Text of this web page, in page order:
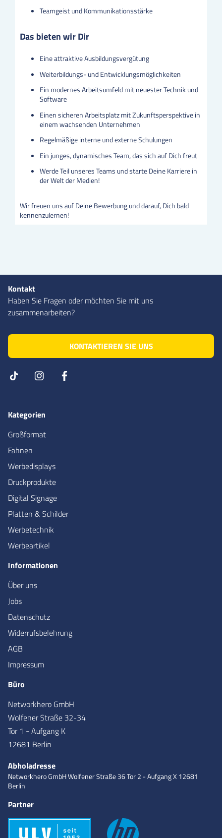
Teamgeist und Kommunikationsstärke
Das bieten wir Dir
Eine attraktive Ausbildungsvergütung
Weiterbildungs- und Entwicklungsmöglichkeiten
Ein modernes Arbeitsumfeld mit neuester Technik und
Software
Einen sicheren Arbeitsplatz mit Zukunftsperspektive in
einem wachsenden Unternehmen
Regelmäßige interne und externe Schulungen
Ein junges, dynamisches Team, das sich auf Dich freut
Werde Teil unseres Teams und starte Deine Karriere in
der Welt der Medien!
Wir freuen uns auf Deine Bewerbung und darauf, Dich bald
kennenzulernen!
Kontakt
Haben Sie Fragen oder möchten Sie mit uns
zusammenarbeiten?
KONTAKTIEREN SIE UNS
Kategorien
Großformat
Fahnen
Werbedisplays
Druckprodukte
Digital Signage
Platten & Schilder
Werbetechnik
Werbeartikel
Informationen
Über uns
Jobs
Datenschutz
Widerrufsbelehrung
AGB
Impressum
Büro
Networkhero GmbH
Wolfener Straße 32-34
Tor 1 - Aufgang K
12681 Berlin
Abholadresse
Networkhero GmbHWolfener Straße 36Tor 2 - Aufgang X12681
Berlin
Partner